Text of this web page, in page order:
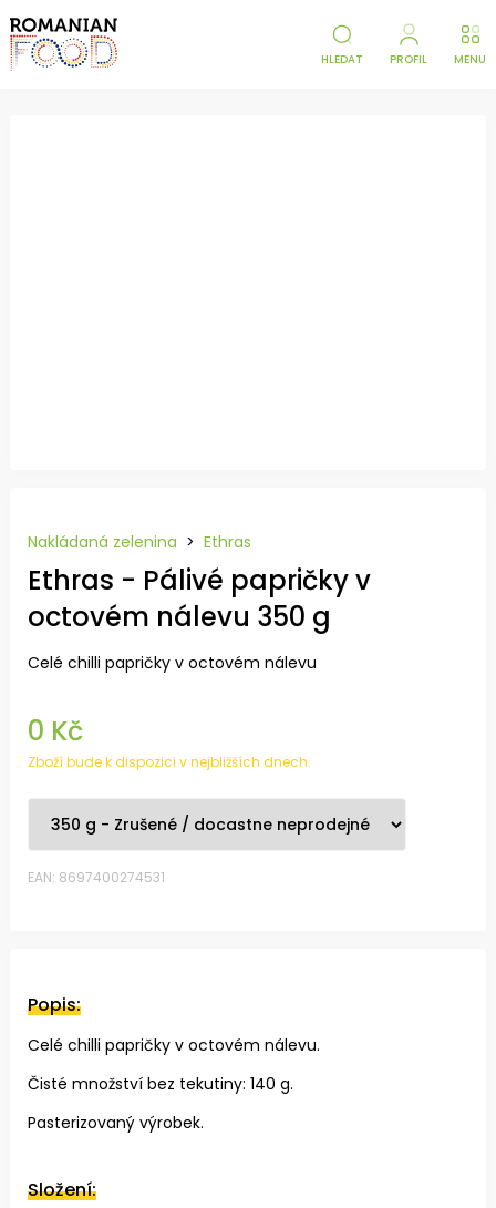
HLEDAT PROFIL MENU
Nakládaná zelenina > Ethras
Ethras - Pálivé papričky v
octovém nálevu 350 g
Celé chilli papričky v octovém nálevu
0 Kč
Zboží bude k dispozici v nejbližších dnech.
EAN: 8697400274531
Popis:
Celé chilli papričky v octovém nálevu.
Čisté množství bez tekutiny: 140 g.
Pasterizovaný výrobek.
Složení: